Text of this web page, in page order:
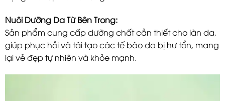
Nuôi Dưỡng Da Từ Bên Trong:
Sản phẩm cung cấp dưỡng chất cần thiết cho làn da,
giúp phục hồi và tái tạo các tế bào da bị hư tổn, mang
lại vẻ đẹp tự nhiên và khỏe mạnh.